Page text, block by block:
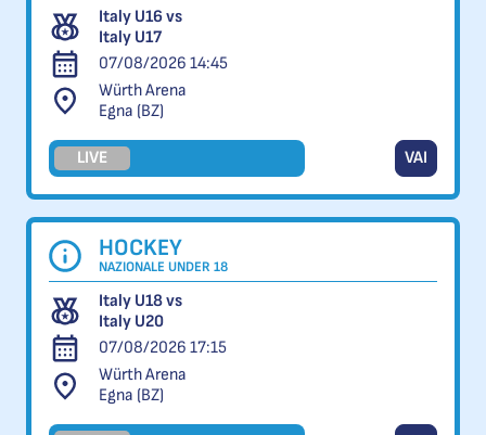
Italy U16 vs
Italy U17
07/08/2026 14:45
Würth Arena
Egna (BZ)
LIVE VAI
HOCKEY
NAZIONALE UNDER 18
Italy U18 vs
Italy U20
07/08/2026 17:15
Würth Arena
Egna (BZ)